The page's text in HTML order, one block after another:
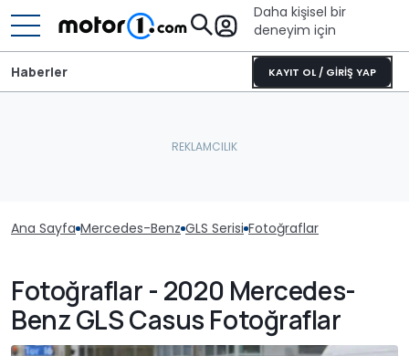
Daha kişisel bir
deneyim için
KAYIT OL / GİRİŞ YAP
Haberler
Ana Sayfa Mercedes-Benz GLS Serisi Fotoğraflar
Fotoğraflar - 2020 Mercedes-
Benz GLS Casus Fotoğraflar